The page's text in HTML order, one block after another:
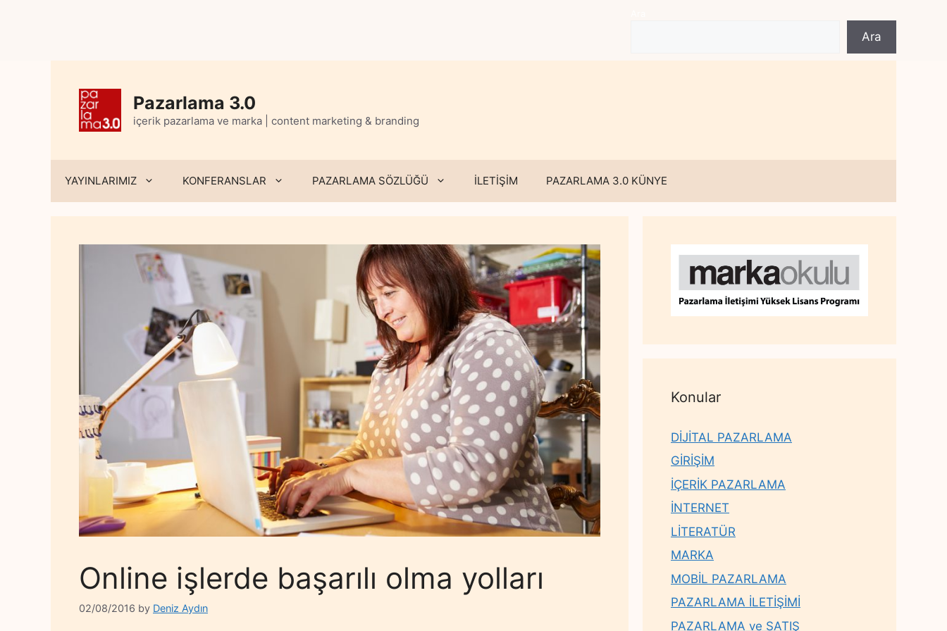
Ara
Pazarlama 3.0
içerik pazarlama ve marka | content marketing & branding
YAYINLARIMIZ KONFERANSLAR PAZARLAMA SÖZLÜĞÜ İLETİŞİM PAZARLAMA 3.0 KÜNYE
Online işlerde başarılı olma yolları
02/08/2016 by Deniz Aydın
Konular
DİJİTAL PAZARLAMA
GİRİŞİM
İÇERİK PAZARLAMA
İNTERNET
LİTERATÜR
MARKA
MOBİL PAZARLAMA
PAZARLAMA İLETİŞİMİ
PAZARLAMA ve SATIŞ